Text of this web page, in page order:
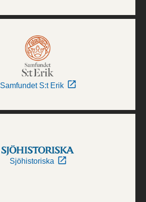
Samfundet S:t Erik
Sjöhistoriska